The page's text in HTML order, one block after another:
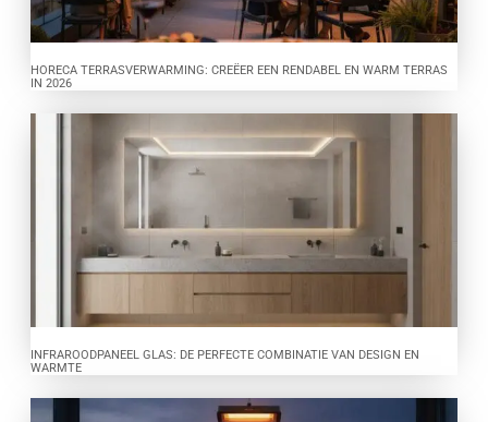
HORECA TERRASVERWARMING: CREËER EEN RENDABEL EN WARM TERRAS
IN 2026
INFRAROODPANEEL GLAS: DE PERFECTE COMBINATIE VAN DESIGN EN
WARMTE